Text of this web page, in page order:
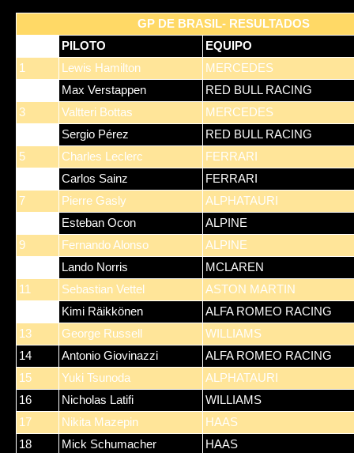
GP DE BRASIL- RESULTADOS
PILOTO
EQUIPO
1
Lewis Hamilton
MERCEDES
Max Verstappen
RED BULL RACING
3
Valtteri Bottas
MERCEDES
Sergio Pérez
RED BULL RACING
5
Charles Leclerc
FERRARI
Carlos Sainz
FERRARI
7
Pierre Gasly
ALPHATAURI
Esteban Ocon
ALPINE
9
Fernando Alonso
ALPINE
Lando Norris
MCLAREN
11
Sebastian Vettel
ASTON MARTIN
Kimi Räikkönen
ALFA ROMEO RACING
13
George Russell
WILLIAMS
14
Antonio Giovinazzi
ALFA ROMEO RACING
15
Yuki Tsunoda
ALPHATAURI
16
Nicholas Latifi
WILLIAMS
17
Nikita Mazepin
HAAS
18
Mick Schumacher
HAAS